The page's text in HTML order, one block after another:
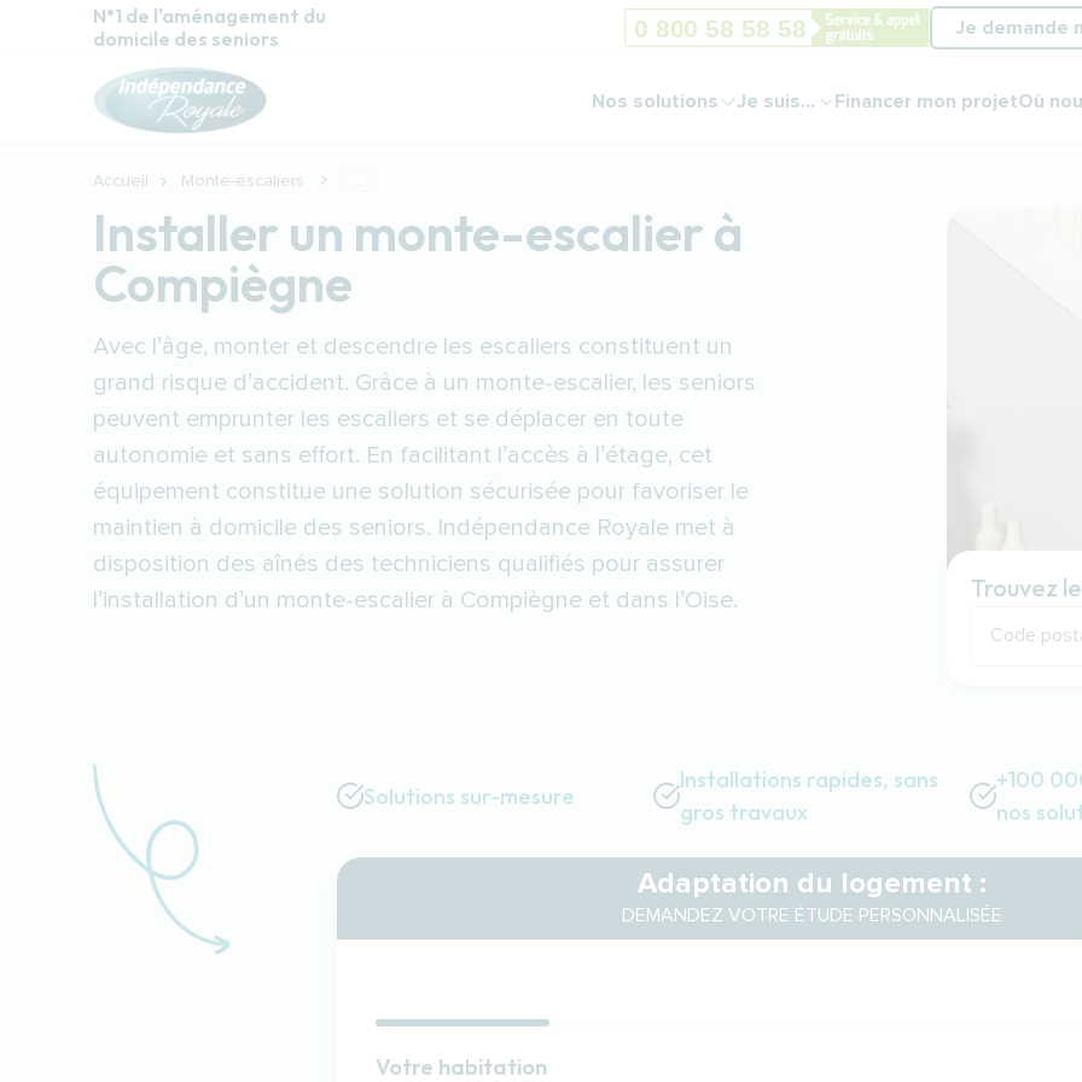
Aller au contenu principal
N°1 de l'aménagement du
domicile des seniors
Je demande
Nos solutions Je suis... Financer mon projetOù
Accueil Monte-escaliers ...
Installer un monte-escalier à
Compiègne
Avec l’âge, monter et descendre les escaliers constituent un
grand risque d’accident. Grâce à un monte-escalier, les seniors
peuvent emprunter les escaliers et se déplacer en toute
autonomie et sans effort. En facilitant l’accès à l’étage, cet
équipement constitue une solution sécurisée pour favoriser le
maintien à domicile des seniors. Indépendance Royale met à
disposition des aînés des techniciens qualifiés pour assurer
l’installation d’un monte-escalier à Compiègne et dans l’Oise.
Trouvez
Code
Solutions sur-mesure
Installations rapides, sans
gros travaux
+100
nos
Adaptation du logement :
DEMANDEZ VOTRE ÉTUDE PERSONNALISÉE
Votre habitation